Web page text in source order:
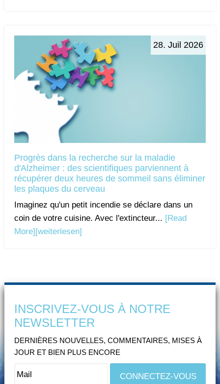
28. Juil 2026
Progrès dans la recherche sur la maladie
d'Alzheimer : des scientifiques parviennent à
récupérer deux heures de sommeil sans éliminer
les plaques du cerveau
Imaginez qu'un petit incendie se déclare dans un
coin de votre cuisine. Avec l'extincteur... [Read
More] [weiterlesen]
INSCRIVEZ-VOUS À NOTRE
NEWSLETTER
DERNIÈRES NOUVELLES, COMMENTAIRES, MISES À
JOUR ET BIEN PLUS ENCORE